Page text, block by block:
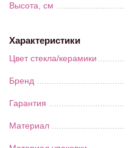
Высота, см
Характеристики
Цвет стекла/керамики
Бренд
Гарантия
Материал